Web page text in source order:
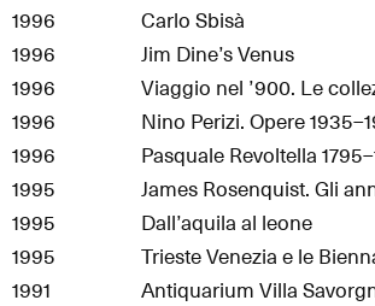
1996
Carlo Sbisà
1996
Jim Dine’s Venus
1996
1996
Nino Perizi. Opere
1996
Pasquale Revoltella
1995
James Rosenquist. Gli
1995
Dall’aquila al leone
1995
Trieste Venezia e le
1991
Antiquarium Villa